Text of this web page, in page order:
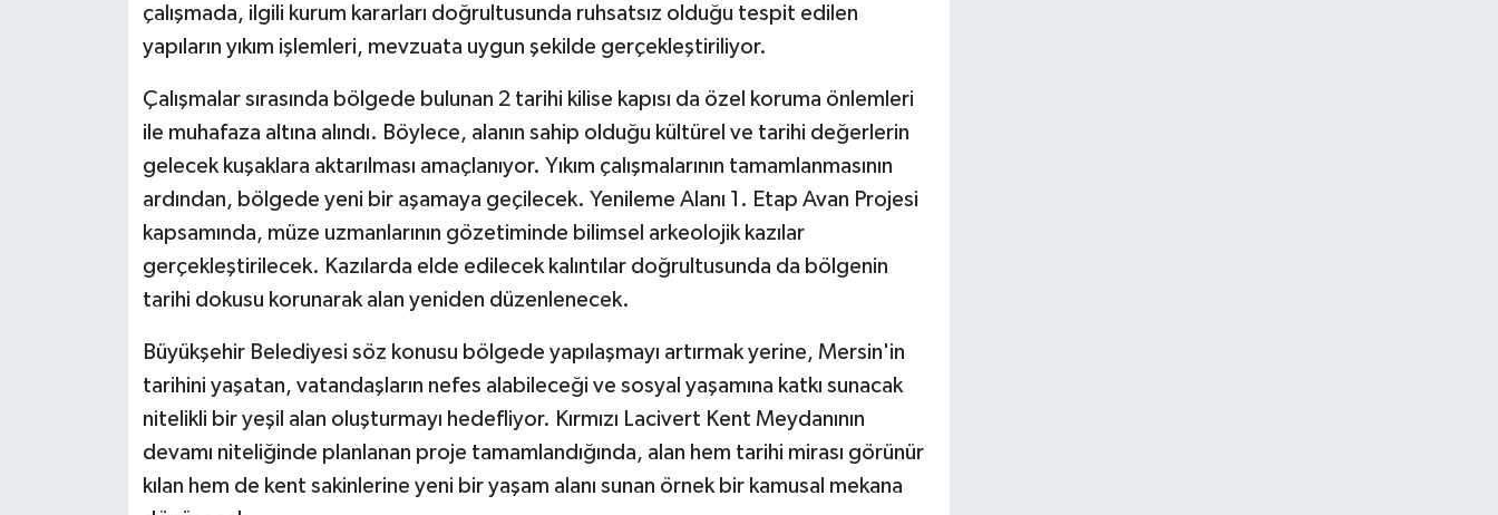
çalışmada, ilgili kurum kararları doğrultusunda ruhsatsız olduğu tespit edilen
yapıların yıkım işlemleri, mevzuata uygun şekilde gerçekleştiriliyor.
Çalışmalar sırasında bölgede bulunan 2 tarihi kilise kapısı da özel koruma önlemleri
ile muhafaza altına alındı. Böylece, alanın sahip olduğu kültürel ve tarihi değerlerin
gelecek kuşaklara aktarılması amaçlanıyor. Yıkım çalışmalarının tamamlanmasının
ardından, bölgede yeni bir aşamaya geçilecek. Yenileme Alanı 1. Etap Avan Projesi
kapsamında, müze uzmanlarının gözetiminde bilimsel arkeolojik kazılar
gerçekleştirilecek. Kazılarda elde edilecek kalıntılar doğrultusunda da bölgenin
tarihi dokusu korunarak alan yeniden düzenlenecek.
Büyükşehir Belediyesi söz konusu bölgede yapılaşmayı artırmak yerine, Mersin'in
tarihini yaşatan, vatandaşların nefes alabileceği ve sosyal yaşamına katkı sunacak
nitelikli bir yeşil alan oluşturmayı hedefliyor. Kırmızı Lacivert Kent Meydanının
devamı niteliğinde planlanan proje tamamlandığında, alan hem tarihi mirası görünür
kılan hem de kent sakinlerine yeni bir yaşam alanı sunan örnek bir kamusal mekana